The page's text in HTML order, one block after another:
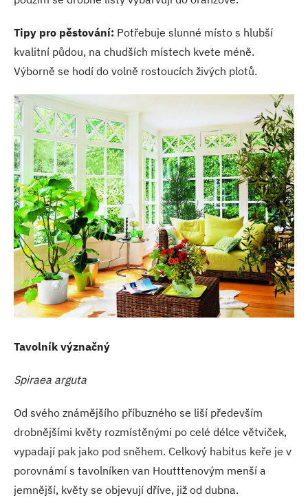
Tipy pro pěstování: Potřebuje slunné místo s hlubší
kvalitní půdou, na chudších místech kvete méně.
Výborně se hodí do volně rostoucích živých plotů.
Tavolník význačný
Spiraea arguta
Od svého známějšího příbuzného se liší především
drobnějšími květy rozmístěnými po celé délce větviček,
vypadají pak jako pod sněhem. Celkový habitus keře je v
porovnámí s tavolníken van Houtttenovým menší a
jemnější, květy se objevují dříve, již od dubna.